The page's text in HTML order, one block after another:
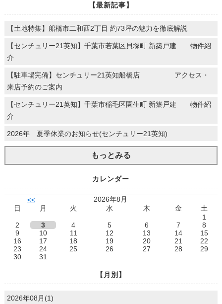
【最新記事】
【土地特集】船橋市二和西2丁目 約73坪の魅力を徹底解説
【センチュリー21英知】千葉市若葉区貝塚町 新築戸建 物件紹
介
【駐車場完備】センチュリー21英知船橋店 アクセス・
来店予約のご案内
【センチュリー21英知】千葉市稲毛区園生町 新築戸建 物件紹
介
2026年 夏季休業のお知らせ(センチュリー21英知)
もっとみる
カレンダー
<<
2026年8月
日
月 火 水 木 金
土
1
2
3 4 5 6 7
8
9
10 11 12 13 14
15
16
17 18 19 20 21
22
23
24 25 26 27 28
29
30
31
【月別】
2026年08月(1)